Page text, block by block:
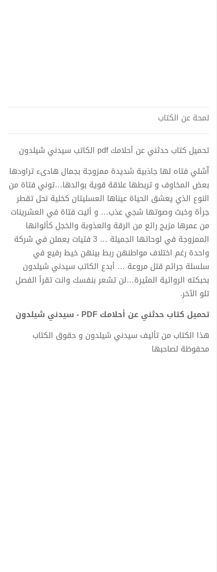
لمحة عن الكتاب
تحميل كتاب حدثني عن أحلامك pdf الكاتب سيدني شيلدون
اّشلي فتاه لها جاذبية شديدة ممزوجة بجمال هادىء تراودها
بعض المخاوف و تربطها علاقة قوية بوالدها…توني فتاة من
النوع الذي يعشق الحياة عيناها العسليتان كخلية نحل تقطر
جرأة وخبث وصوتها شجي عذب… و أليت فتاة في العشرينات
من عمرها مزيج رائع من الرقة والعذوبة والخجل كألوانها
الممزوجة في لوحاتها الجميلة … 3 فتيات يعملن في شركة
واحدة رغم اختلاف مواطنهن ربط بينهن خيط رفيع في
سلسلة جرائم قتل مروعة … أبدع الكاتب سيدني شيلدون
بحبكته الروائية المثيرة…لن تشعر بنفسك وانت تقرأ الفصل
تلو الآخر.
تحميل كتاب حدثني عن أحلامك PDF - سيدني شيلدون
هذا الكتاب من تأليف سيدني شيلدون و حقوق الكتاب
محفوظة لصاحبها